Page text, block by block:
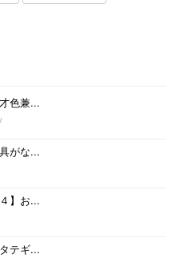
色兼...
がな...
】お...
テギ...